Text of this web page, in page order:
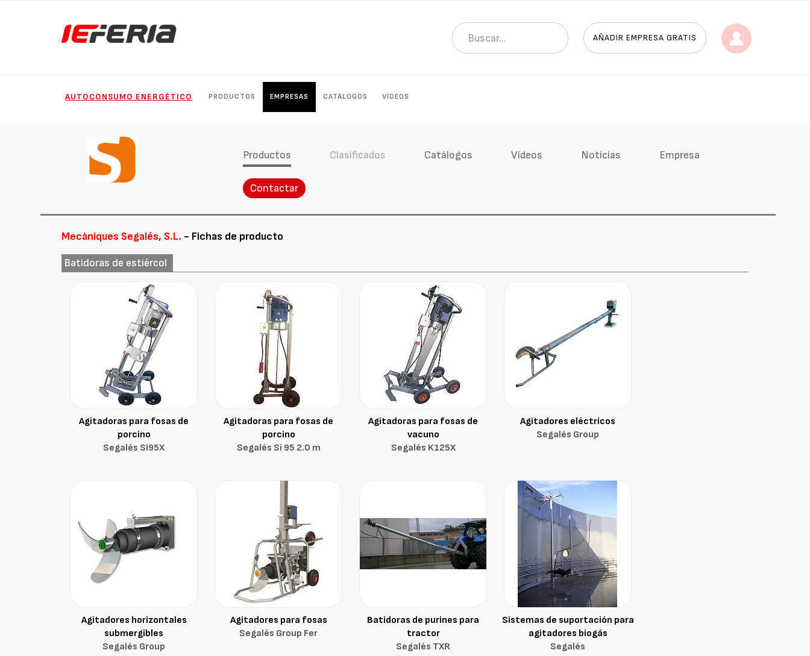
AÑADIR EMPRESA GRATIS
AUTOCONSUMO ENERGÉTICO PRODUCTOS EMPRESAS CATÁLOGOS VÍDEOS
Productos Clasificados Catálogos Vídeos Noticias Empresa
Contactar
Mecàniques Segalés, S.L. - Fichas de producto
Batidoras de estiércol
Agitadoras para fosas de
porcino
Segalés SI95X
Agitadoras para fosas de
porcino
Segalés Si 95 2.0 m
Agitadoras para fosas de
vacuno
Segalés K125X
Agitadores eléctricos
Segalés Group
Agitadores horizontales
submergibles
Segalés Group
Agitadores para fosas
Segalés Group Fer
Batidoras de purines para
tractor
Segalés TXR
Sistemas de suportación para
agitadores biogás
Segalés